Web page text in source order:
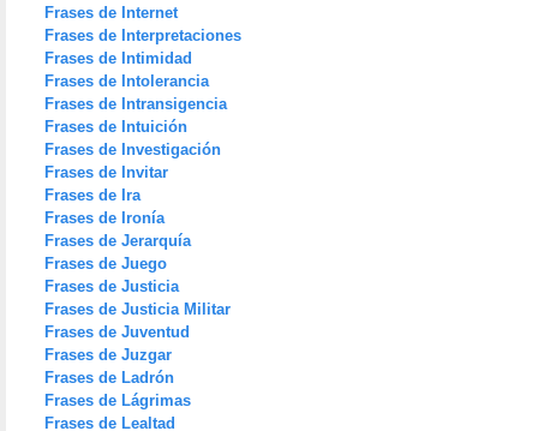
Frases de Internet
Frases de Interpretaciones
Frases de Intimidad
Frases de Intolerancia
Frases de Intransigencia
Frases de Intuición
Frases de Investigación
Frases de Invitar
Frases de Ira
Frases de Ironía
Frases de Jerarquía
Frases de Juego
Frases de Justicia
Frases de Justicia Militar
Frases de Juventud
Frases de Juzgar
Frases de Ladrón
Frases de Lágrimas
Frases de Lealtad